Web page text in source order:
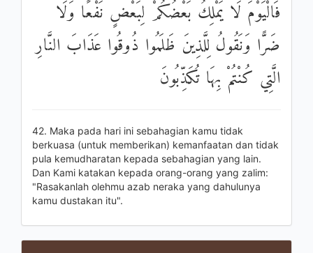
فَالْيَوْمَ لَا يَمْلِكُ بَعْضُكُمْ لِبَعْضٍ نَفْعًا وَلَا
ضَرًّا وَنَقُولُ لِلَّذِينَ ظَلَمُوا ذُوقُوا عَذَابَ النَّارِ
الَّتِي كُنْتُمْ بِهَا تُكَذِّبُونَ
42. Maka pada hari ini sebahagian kamu tidak
berkuasa (untuk memberikan) kemanfaatan dan tidak
pula kemudharatan kepada sebahagian yang lain.
Dan Kami katakan kepada orang-orang yang zalim:
"Rasakanlah olehmu azab neraka yang dahulunya
kamu dustakan itu".